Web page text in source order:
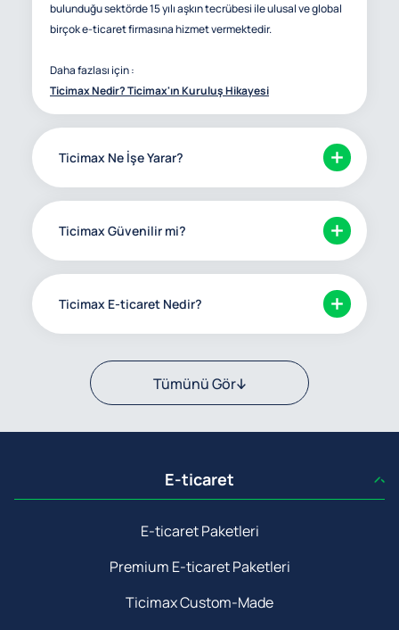
bulunduğu sektörde 15 yılı aşkın tecrübesi ile ulusal ve global
birçok e-ticaret firmasına hizmet vermektedir.
Daha fazlası için :
Ticimax Nedir? Ticimax'ın Kuruluş Hikayesi
Ticimax Ne İşe Yarar?
Ticimax Güvenilir mi?
Ticimax E-ticaret Nedir?
Tümünü Gör
E-ticaret
E-ticaret Paketleri
Premium E-ticaret Paketleri
Ticimax Custom-Made